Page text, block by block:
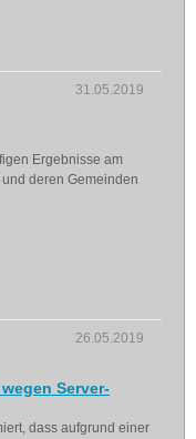
31.05.2019
Ergebnisse am
deren Gemeinden
26.05.2019
Server-
dass aufgrund einer